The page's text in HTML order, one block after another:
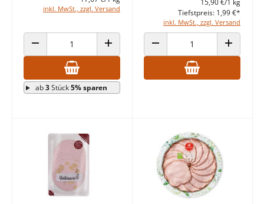
inkl. MwSt., zzgl. Versand
ANZAHL VERRINGERN ANZAHL ERHÖHEN
ab3Stück5% sparen
15,90 €/1 kg
inkl. MwSt., zzgl. Versand
Tiefstpreis: 1,99 €*
ANZAHL VERRINGERN ANZAHL